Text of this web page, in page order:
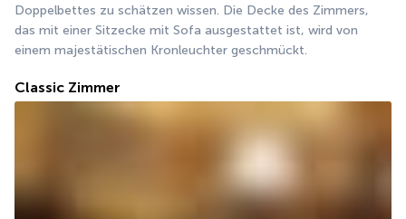
Doppelbettes zu schätzen wissen. Die Decke des Zimmers,
das mit einer Sitzecke mit Sofa ausgestattet ist, wird von
einem majestätischen Kronleuchter geschmückt.
Classic Zimmer